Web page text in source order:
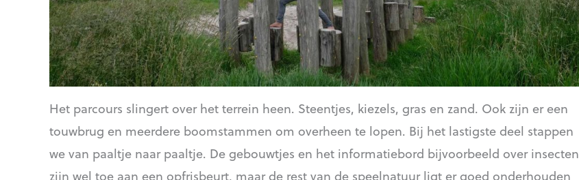
Het parcours slingert over het terrein heen. Steentjes, kiezels, gras en zand. Ook zijn er een
touwbrug en meerdere boomstammen om overheen te lopen. Bij het lastigste deel stappen
we van paaltje naar paaltje. De gebouwtjes en het informatiebord bijvoorbeeld over insecten
zijn wel toe aan een opfrisbeurt, maar de rest van de speelnatuur ligt er goed onderhouden